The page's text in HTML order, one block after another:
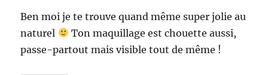
Ben moi je te trouve quand même super jolie au
naturel
Ton maquillage est chouette aussi,
passe-partout mais visible tout de même !